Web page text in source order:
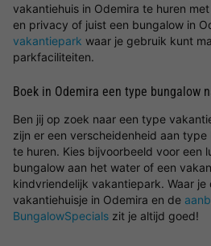
vakantiehuis in Odemira te huren
en privacy of juist een bungalow in
vakantiepark waar je gebruik kunt
parkfaciliteiten.
Boek in Odemira een type bungalow
Ben jij op zoek naar een type
zijn er een verscheidenheid aan
te huren. Kies bijvoorbeeld voor een
bungalow aan het water of een
kindvriendelijk vakantiepark. Waar
vakantiehuisje in Odemira en de
BungalowSpecials zit je altijd goed!